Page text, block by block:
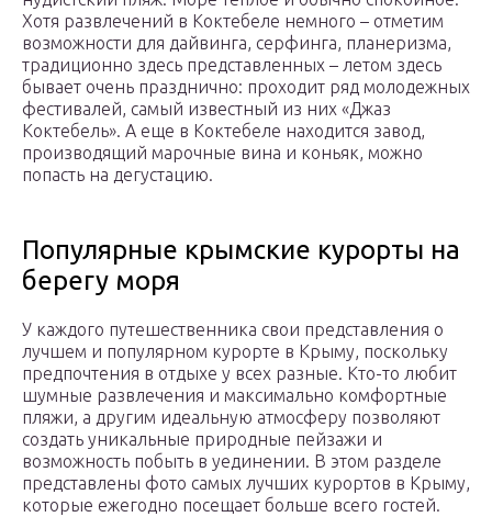
Хотя развлечений в Коктебеле немного – отметим
возможности для дайвинга, серфинга, планеризма,
традиционно здесь представленных – летом здесь
бывает очень празднично: проходит ряд молодежных
фестивалей, самый известный из них «Джаз
Коктебель». А еще в Коктебеле находится завод,
производящий марочные вина и коньяк, можно
попасть на дегустацию.
Популярные крымские курорты на
берегу моря
У каждого путешественника свои представления о
лучшем и популярном курорте в Крыму, поскольку
предпочтения в отдыхе у всех разные. Кто-то любит
шумные развлечения и максимально комфортные
пляжи, а другим идеальную атмосферу позволяют
создать уникальные природные пейзажи и
возможность побыть в уединении. В этом разделе
представлены фото самых лучших курортов в Крыму,
которые ежегодно посещает больше всего гостей.